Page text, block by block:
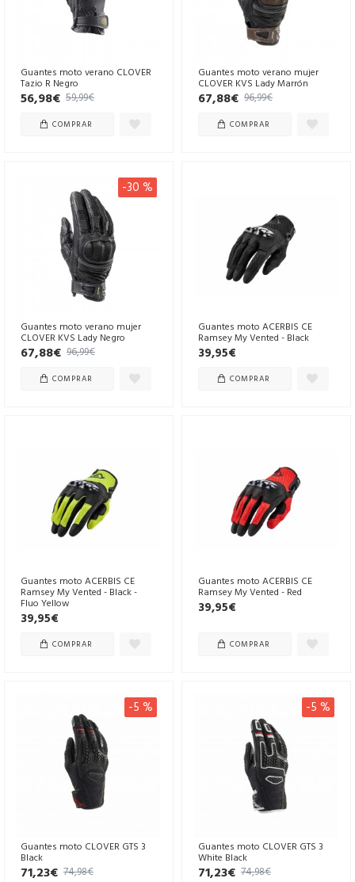
Guantes moto verano CLOVER
Tazio R Negro
56,98€ 59,99€
COMPRAR
Guantes moto verano mujer
CLOVER KVS Lady Marrón
67,88€ 96,99€
COMPRAR
-30 %
Guantes moto verano mujer
CLOVER KVS Lady Negro
67,88€ 96,99€
COMPRAR
Guantes moto ACERBIS CE
Ramsey My Vented - Black
39,95€
COMPRAR
Guantes moto ACERBIS CE
Ramsey My Vented - Black -
Fluo Yellow
39,95€
COMPRAR
Guantes moto ACERBIS CE
Ramsey My Vented - Red
39,95€
COMPRAR
-5 %
Guantes moto CLOVER GTS 3
Black
71,23€ 74,98€
-5 %
Guantes moto CLOVER GTS 3
White Black
71,23€ 74,98€